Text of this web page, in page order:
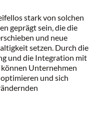
stark von solchen
geprägt sein, die die
und neue
setzen. Durch die
und die Integration mit
Unternehmen
und sich